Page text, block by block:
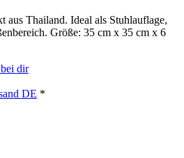
aus Thailand. Ideal als Stuhlauflage,
Größe: 35 cm x 35 cm x 6
dir
DE *